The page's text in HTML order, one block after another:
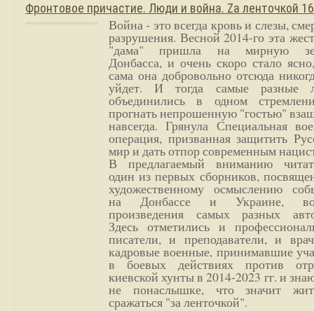
Фронтовое причастие. Люди и война. Zа ленточкой
Война - это всегда кровь и слезы,
разрушения. Весной 2014-го эта
"дама" пришла на мирную
Донбасса, и очень скоро стало
сама она добровольно отсюда
уйдет. И тогда самые разные
объединились в одном
прогнать непрошенную "гостью"
навсегда. Грянула Специальная
операция, призванная защитить
мир и дать отпор современным
В предлагаемый вниманию
один из первых сборников,
художественному осмыслению
на Донбассе и Украине,
произведения самых разных
Здесь отметились и
писатели, и преподаватели, и
кадровые военные, принимавшие
в боевых действиях против
киевской хунты в 2014-2023 гг. и
не понаслышке, что значит
сражаться "за ленточкой".